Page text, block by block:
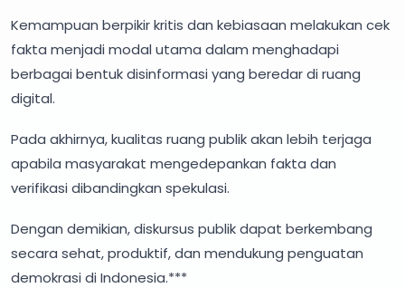
Kemampuan berpikir kritis dan kebiasaan melakukan cek
fakta menjadi modal utama dalam menghadapi
berbagai bentuk disinformasi yang beredar di ruang
digital.
Pada akhirnya, kualitas ruang publik akan lebih terjaga
apabila masyarakat mengedepankan fakta dan
verifikasi dibandingkan spekulasi.
Dengan demikian, diskursus publik dapat berkembang
secara sehat, produktif, dan mendukung penguatan
demokrasi di Indonesia.***